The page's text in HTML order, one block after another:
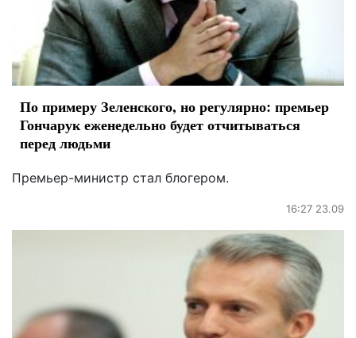
По примеру Зеленского, но регулярно: премьер
Гончарук еженедельно будет отчитываться
перед людьми
Премьер-министр стал блогером.
16:27 23.09